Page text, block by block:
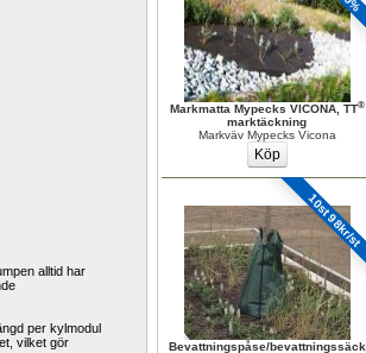
Markmatta Mypecks VICONA, TT®
marktäckning
Markväv Mypecks Vicona
10st 98kr/st
Bevattningspåse/bevattningssäck
alltid har
per kylmodul
vilket gör